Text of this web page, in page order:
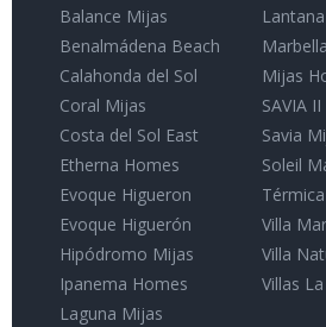
Balance Mijas
Benalmádena Beach
Calahonda del Sol
Coral Mijas
Costa del Sol East
Etherna Homes
Evoque Higueron
Evoque Higuerón
Hipódromo Mijas
Ipanema Homes
Laguna Mijas
Mijas
SAVIA
Savia
Soleil
Villa
Villa
Villas